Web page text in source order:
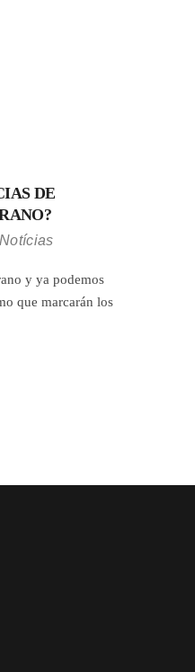
DE
Notícias
y ya podemos
que marcarán los